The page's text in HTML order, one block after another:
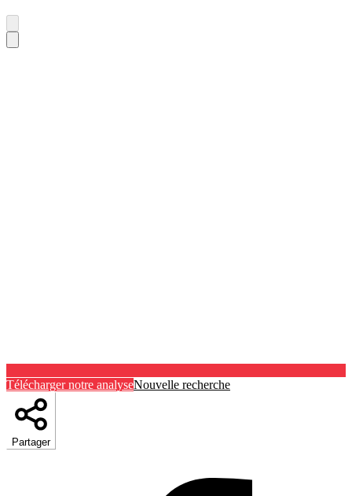
Télécharger notre analyseNouvelle recherche
Partager